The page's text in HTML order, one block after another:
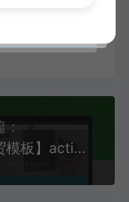
【外贸模板】active高端金融营销学商业 亮蓝款 响应式模板